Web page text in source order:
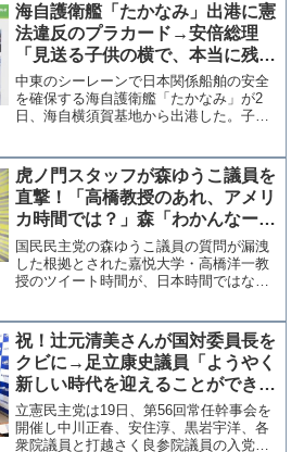
海自護衛艦「たかなみ」出港に憲
法違反のプラカード→安倍総理
「見送る子供の横で、本当に残念
だ」維新・足立康史議員の質疑に
心境語る
中東のシーレーンで日本関係船舶の安全
を確保する海自護衛艦「たかなみ」が2
日、海自横須賀基地から出港した。子供
団体メンバーらが「憲法違反」などのプ
ラカードが掲げたことにつ...
虎ノ門スタッフが森ゆうこ議員を
直撃！「高橋教授のあれ、アメリ
カ時間では？」森「わかんなー
い。ごめんなさーい」
国民民主党の森ゆうこ議員の質問が漏洩
した根拠とされた嘉悦大学・高橋洋一教
授のツイート時間が、日本時間ではなく
「虎ノ門ニュース」では森氏を直撃した
スタッフの緊急レポートを...
祝！辻元清美さんが国対委員長を
クビに→足立康史議員「ようやく
新しい時代を迎えることができ
る…かもしれない」
立憲民主党は19日、第56回常任幹事会を
開催し中川正春、安住淳、黒岩宇洋、各
衆院議員と打越さく良参院議員の入党を